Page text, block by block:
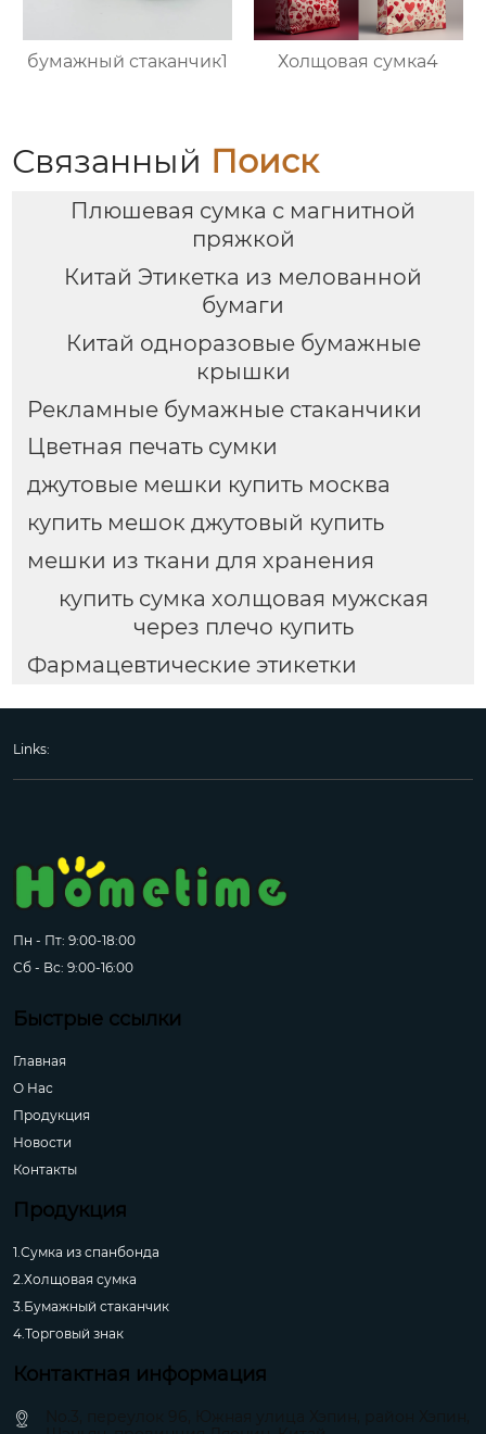
бумажный стаканчик1 Холщовая сумка4
Связанный Поиск
Плюшевая сумка с магнитной
пряжкой
Китай Этикетка из мелованной
бумаги
Китай одноразовые бумажные
крышки
Рекламные бумажные стаканчики
Цветная печать сумки
джутовые мешки купить москва
купить мешок джутовый купить
мешки из ткани для хранения
купить сумка холщовая мужская
через плечо купить
Фармацевтические этикетки
Links:
Пн - Пт: 9:00-18:00
Сб - Вс: 9:00-16:00
Быстрые ссылки
Главная
О Hас
Продукция
Новости
Контакты
Продукция
1.Сумка из спанбонда
2.Холщовая сумка
3.Бумажный стаканчик
4.Торговый знак
Контактная информация